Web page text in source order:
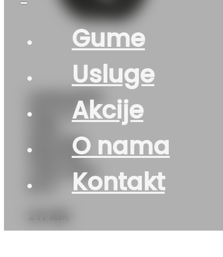
Gume
Usluge
Akcije
O nama
Kontakt
G255/45R19
104H XL
MASTER
WINTER
LINGLONG
M+S